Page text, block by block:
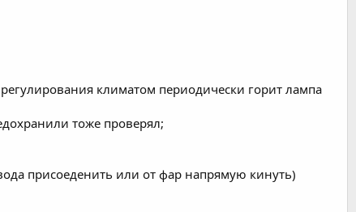
климатом периодически горит лампа
тоже проверял;
присоеденить или от фар напрямую кинуть)